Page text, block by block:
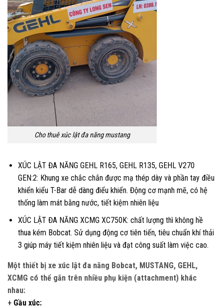
Cho thuê xúc lật đa năng mustang
XÚC LẬT ĐA NĂNG GEHL R165, GEHL R135, GEHL V270
GEN:2: Khung xe chắc chắn được mạ thép dày và phần tay điều
khiển kiểu T-Bar dễ dàng điểu khiển. Động cơ mạnh mẽ, có hệ
thống làm mát bằng nước, tiết kiệm nhiên liệu
XÚC LẬT ĐA NĂNG XCMG XC750K: chất lượng thì không hề
thua kém Bobcat. Sử dụng động cơ tiên tiến, tiêu chuẩn khí thải
3 giúp máy tiết kiệm nhiên liệu và đạt công suất làm việc cao.
Một thiết bị xe xúc lật đa năng Bobcat, MUSTANG, GEHL,
XCMG có thể gắn trên nhiều phụ kiện (attachment) khác
nhau:
+ Gầu xúc: